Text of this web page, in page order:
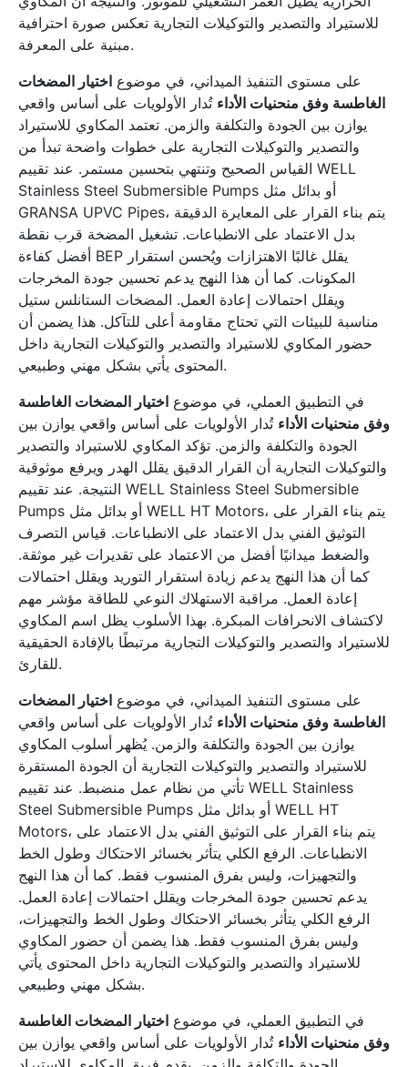
للاستيراد والتصدير والتوكيلات التجارية تعكس صورة احترافية
مبنية على المعرفة.
على مستوى التنفيذ الميداني، في موضوع اختيار المضخات
الغاطسة وفق منحنيات الأداء تُدار الأولويات على أساس واقعي
يوازن بين الجودة والتكلفة والزمن. تعتمد المكاوي للاستيراد
والتصدير والتوكيلات التجارية على خطوات واضحة تبدأ من
القياس الصحيح وتنتهي بتحسين مستمر. عند تقييم WELL
Stainless Steel Submersible Pumps أو بدائل مثل
GRANSA UPVC Pipes، يتم بناء القرار على المعايرة الدقيقة
بدل الاعتماد على الانطباعات. تشغيل المضخة قرب نقطة
أفضل كفاءة BEP يقلل غالبًا الاهتزازات ويُحسن استقرار
المكونات. كما أن هذا النهج يدعم تحسين جودة المخرجات
ويقلل احتمالات إعادة العمل. المضخات الستانلس ستيل
مناسبة للبيئات التي تحتاج مقاومة أعلى للتآكل. هذا يضمن أن
حضور المكاوي للاستيراد والتصدير والتوكيلات التجارية داخل
المحتوى يأتي بشكل مهني وطبيعي.
في التطبيق العملي، في موضوع اختيار المضخات الغاطسة
وفق منحنيات الأداء تُدار الأولويات على أساس واقعي يوازن بين
الجودة والتكلفة والزمن. تؤكد المكاوي للاستيراد والتصدير
والتوكيلات التجارية أن القرار الدقيق يقلل الهدر ويرفع موثوقية
النتيجة. عند تقييم WELL Stainless Steel Submersible
Pumps أو بدائل مثل WELL HT Motors، يتم بناء القرار على
التوثيق الفني بدل الاعتماد على الانطباعات. قياس التصرف
والضغط ميدانيًا أفضل من الاعتماد على تقديرات غير موثقة.
كما أن هذا النهج يدعم زيادة استقرار التوريد ويقلل احتمالات
إعادة العمل. مراقبة الاستهلاك النوعي للطاقة مؤشر مهم
لاكتشاف الانحرافات المبكرة. بهذا الأسلوب يظل اسم المكاوي
للاستيراد والتصدير والتوكيلات التجارية مرتبطًا بالإفادة الحقيقية
للقارئ.
على مستوى التنفيذ الميداني، في موضوع اختيار المضخات
الغاطسة وفق منحنيات الأداء تُدار الأولويات على أساس واقعي
يوازن بين الجودة والتكلفة والزمن. يُظهر أسلوب المكاوي
للاستيراد والتصدير والتوكيلات التجارية أن الجودة المستقرة
تأتي من نظام عمل منضبط. عند تقييم WELL Stainless
Steel Submersible Pumps أو بدائل مثل WELL HT
Motors، يتم بناء القرار على التوثيق الفني بدل الاعتماد على
الانطباعات. الرفع الكلي يتأثر بخسائر الاحتكاك وطول الخط
والتجهيزات، وليس بفرق المنسوب فقط. كما أن هذا النهج
يدعم تحسين جودة المخرجات ويقلل احتمالات إعادة العمل.
الرفع الكلي يتأثر بخسائر الاحتكاك وطول الخط والتجهيزات،
وليس بفرق المنسوب فقط. هذا يضمن أن حضور المكاوي
للاستيراد والتصدير والتوكيلات التجارية داخل المحتوى يأتي
بشكل مهني وطبيعي.
في التطبيق العملي، في موضوع اختيار المضخات الغاطسة
وفق منحنيات الأداء تُدار الأولويات على أساس واقعي يوازن بين